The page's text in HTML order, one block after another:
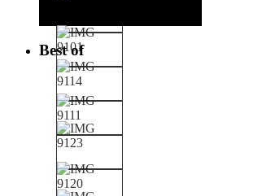
Best of